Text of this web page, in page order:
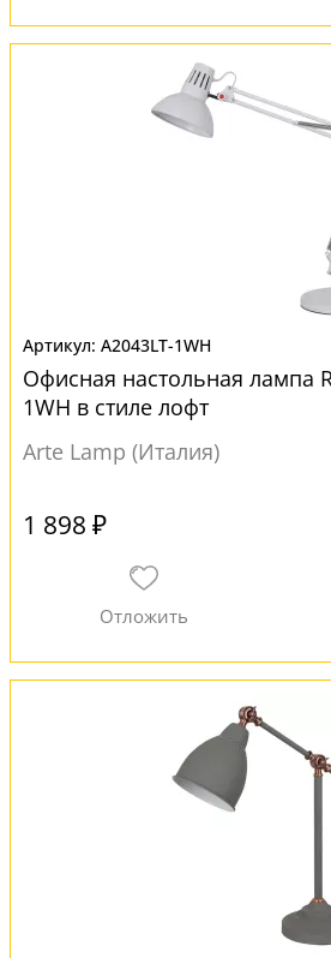
A2043LT-1WH
Офисная настольная лампа
1WH в стиле лофт
Arte Lamp (Италия)
1 898 ₽